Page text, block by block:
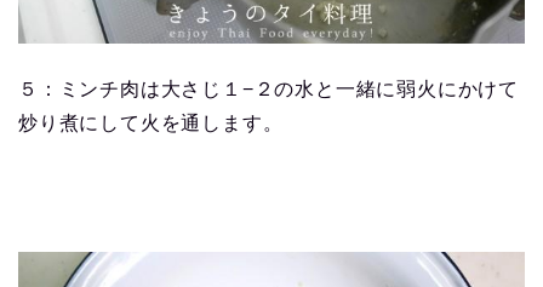
５：ミンチ肉は大さじ１−２の水と一緒に弱火にかけて
炒り煮にして火を通します。